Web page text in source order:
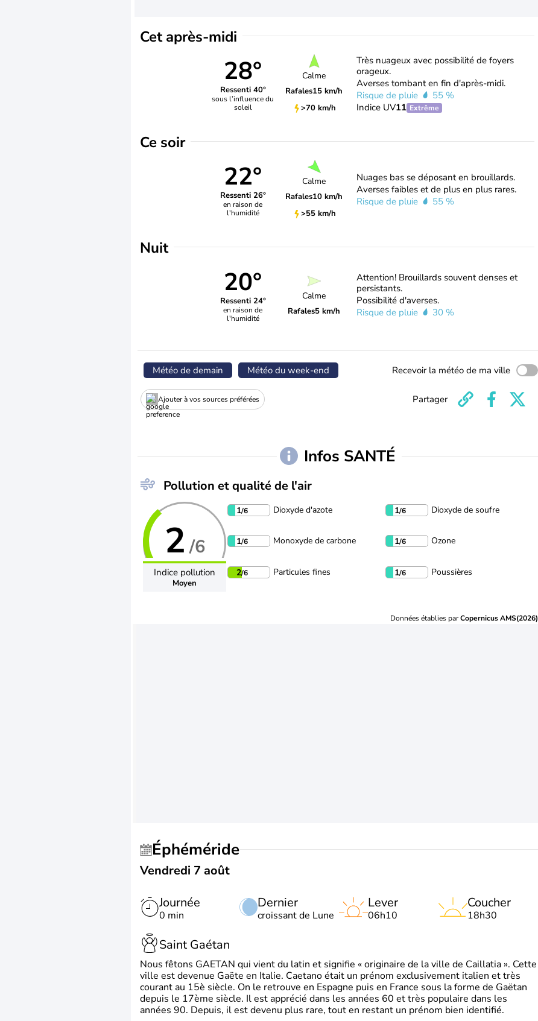
Cet après-midi
28°
Ressenti 40°
sous l’influence du
soleil
Calme
Rafales15 km/h
>70 km/h
Très nuageux avec possibilité de foyers
orageux.
Averses tombant en fin d'après-midi.
Risque de pluie
55 %
Indice UV11 Extrême
Ce soir
22°
Ressenti 26°
en raison de
l'humidité
Calme
Rafales10 km/h
>55 km/h
Nuages bas se déposant en brouillards.
Averses faibles et de plus en plus rares.
Risque de pluie
55 %
Nuit
20°
Ressenti 24°
en raison de
l'humidité
Calme
Rafales5 km/h
Attention! Brouillards souvent denses et
persistants.
Possibilité d'averses.
Risque de pluie
30 %
Météo de demain Météo du week-end Recevoir la météo de ma ville
Ajouter à vos sources préférées Partager
Infos SANTÉ
Pollution et qualité de l'air
2 /6
Indice pollution
Moyen
1/6 Dioxyde d'azote 1/6 Dioxyde de soufre
1/6 Monoxyde de carbone 1/6 Ozone
2/6 Particules fines 1/6 Poussières
Données établies parCopernicus AMS(2026)
Éphéméride
Vendredi 7 août
Journée
0 min
Dernier
croissant de Lune
Lever
06h10
Coucher
18h30
Saint Gaétan
Nous fêtons GAETAN qui vient du latin et signifie « originaire de la ville de Caillatia ». Cette
ville est devenue Gaëte en Italie. Caetano était un prénom exclusivement italien et très
courant au 15è siècle. On le retrouve en Espagne puis en France sous la forme de Gaëtan
depuis le 17ème siècle. Il est apprécié dans les années 60 et très populaire dans les
années 90. Depuis, il est devenu plus rare, tout en restant un prénom bien identifié.